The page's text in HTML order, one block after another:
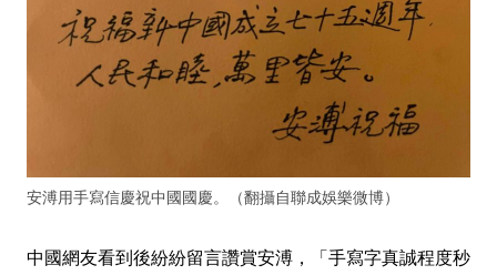
安溥用手寫信慶祝中國國慶。（翻攝自聯成娛樂微博）
中國網友看到後紛紛留言讚賞安溥，「手寫字真誠程度秒